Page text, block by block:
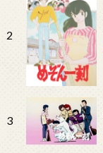
2
3